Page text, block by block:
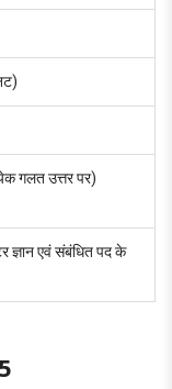
गलत उत्तर पर)
ज्ञान एवं संबंधित पद के